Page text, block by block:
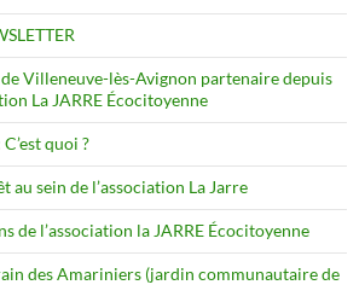
Villeneuve-lès-Avignon partenaire depuis
La JARRE Écocitoyenne
quoi ?
au sein de l’association La Jarre
de l’association la JARRE Écocitoyenne
des Amariniers (jardin communautaire de